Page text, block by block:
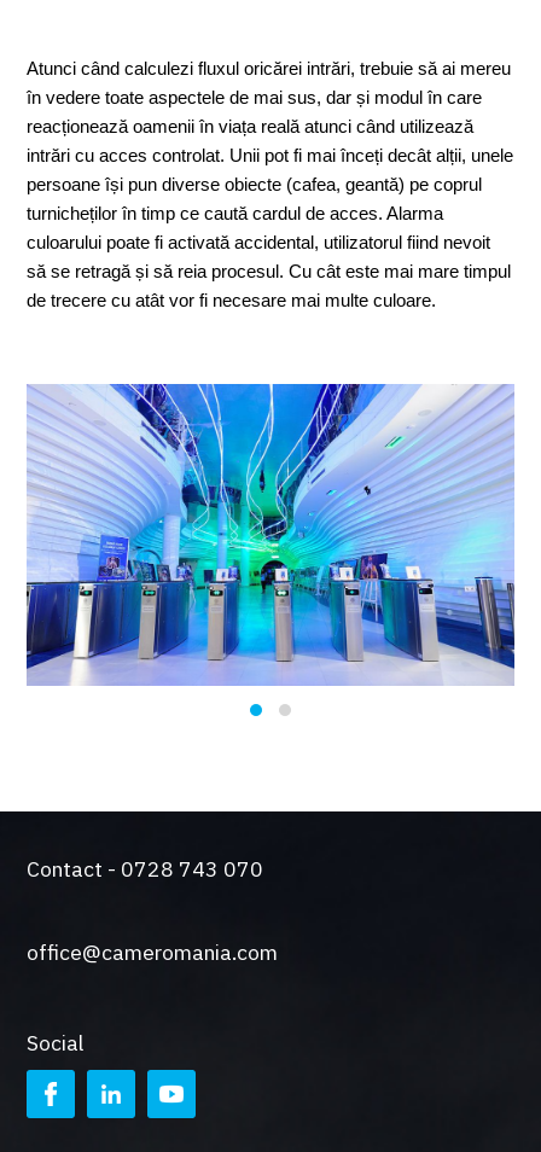
Atunci când calculezi fluxul oricărei intrări, trebuie să ai mereu
în vedere toate aspectele de mai sus, dar și modul în care
reacționează oamenii în viața reală atunci când utilizează
intrări cu acces controlat. Unii pot fi mai înceți decât alții, unele
persoane își pun diverse obiecte (cafea, geantă) pe coprul
turnicheților în timp ce caută cardul de acces. Alarma
culoarului poate fi activată accidental, utilizatorul fiind nevoit
să se retragă și să reia procesul. Cu cât este mai mare timpul
de trecere cu atât vor fi necesare mai multe culoare.
Contact - 0728 743 070
office@cameromania.com
Social